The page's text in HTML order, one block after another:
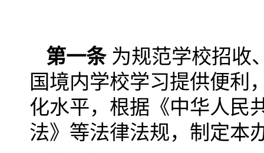
第一条为规范学校招收
国境内学校学习提供便利
化水平，根据《中华人民
法》等法律法规，制